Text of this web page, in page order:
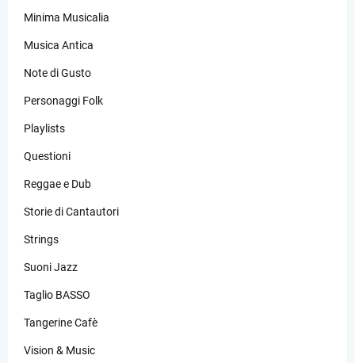
Minima Musicalia
Musica Antica
Note di Gusto
Personaggi Folk
Playlists
Questioni
Reggae e Dub
Storie di Cantautori
Strings
Suoni Jazz
Taglio BASSO
Tangerine Cafè
Vision & Music